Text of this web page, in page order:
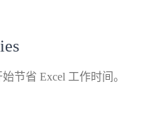
节省 Excel 工作时间。